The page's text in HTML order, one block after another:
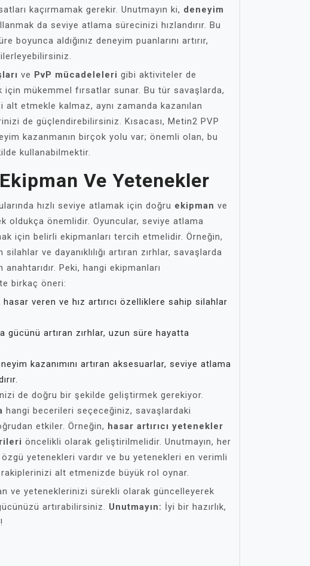
kaçırmamak gerekir. Unutmayın ki, deneyim
da seviye atlama sürecinizi hızlandırır. Bu
boyunca aldığınız deneyim puanlarını artırır,
ve PvP mücadeleleri gibi aktiviteler de
için mükemmel fırsatlar sunar. Bu tür savaşlarda,
alt etmekle kalmaz, aynı zamanda kazanılan
de güçlendirebilirsiniz. Kısacası, Metin2 PVP
kazanmanın birçok yolu var; önemli olan, bu
kullanabilmektir.
Ve Yetenekler
hızlı seviye atlamak için doğru ekipman ve
oldukça önemlidir. Oyuncular, seviye atlama
için belirli ekipmanları tercih etmelidir. Örneğin,
ve dayanıklılığı artıran zırhlar, savaşlarda
anahtarıdır. Peki, hangi ekipmanları
birkaç öneri:
hasar veren ve hız artırıcı özelliklere sahip silahlar
gücünü artıran zırhlar, uzun süre hayatta
kazanımını artıran aksesuarlar, seviye atlama
de doğru bir şekilde geliştirmek gerekiyor.
hangi becerileri seçeceğiniz, savaşlardaki
etkiler. Örneğin, hasar artırıcı yetenekler
öncelikli olarak geliştirilmelidir. Unutmayın, her
yetenekleri vardır ve bu yetenekleri en verimli
alt etmenizde büyük rol oynar.
ve yeteneklerinizi sürekli olarak güncelleyerek
artırabilirsiniz. Unutmayın: İyi bir hazırlık,